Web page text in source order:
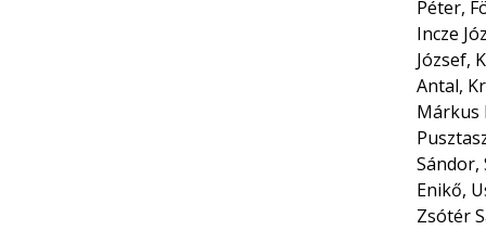
Péter,
Incze
József,
Antal,
Márkus
Sándor,
Enikő,
Zsótér